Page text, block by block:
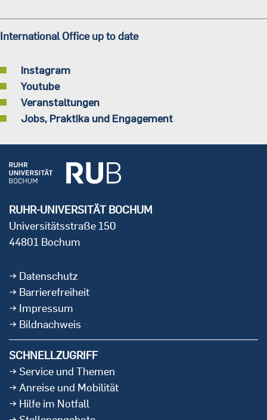
International Office up to date
Instagram
Youtube
Veranstaltungen
Jobs, Praktika und Engagement
RUHR-UNIVERSITÄT BOCHUM
Universitätsstraße 150
44801 Bochum
Datenschutz
Barrierefreiheit
Impressum
Bildnachweis
SCHNELLZUGRIFF
Service und Themen
Anreise und Mobilität
Hilfe im Notfall